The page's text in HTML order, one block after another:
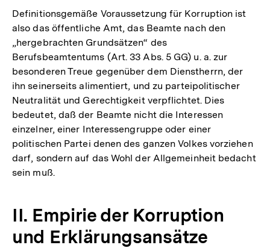
Definitionsgemäße Voraussetzung für Korruption ist
also das öffentliche Amt, das Beamte nach den
„hergebrachten Grundsätzen“ des
Berufsbeamtentums (Art. 33 Abs. 5 GG) u. a. zur
besonderen Treue gegenüber dem Dienstherrn, der
ihn seinerseits alimentiert, und zu parteipolitischer
Neutralität und Gerechtigkeit verpflichtet. Dies
bedeutet, daß der Beamte nicht die Interessen
einzelner, einer Interessengruppe oder einer
politischen Partei denen des ganzen Volkes vorziehen
darf, sondern auf das Wohl der Allgemeinheit bedacht
sein muß.
II. Empirie der Korruption
und Erklärungsansätze